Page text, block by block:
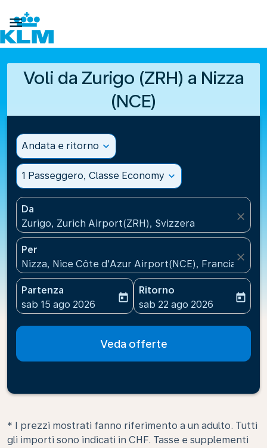

Voli da Zurigo (ZRH) a Nizza
(NCE)
Andata e ritorno expand_more
1 Passeggero, Classe Economy expand_more
Da
Zurigo, Zurich Airport(ZRH), Svizzera
close
Per
Nizza, Nice Côte d'Azur Airport(NCE), Francia
close
Partenza
fc-booking-departure-date-aria-label
sab 15 ago 2026
today
Ritorno
fc-booking-return-date-
sab 22 ago 2026
today
Veda offerte
* I prezzi mostrati fanno riferimento a un adulto. Tutti
gli importi sono indicati in CHF. Tasse e supplementi